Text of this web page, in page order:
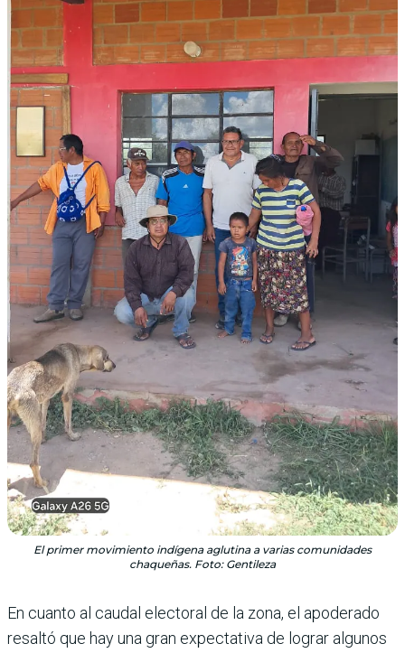
El primer movimiento indígena aglutina a varias comunidades
chaqueñas. Foto: Gentileza
En cuanto al caudal electoral de la zona, el apoderado
resaltó que hay una gran expectativa de lograr algunos